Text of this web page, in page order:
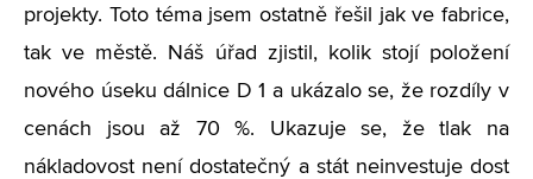
projekty. Toto téma jsem ostatně řešil jak ve fabrice,
tak ve městě. Náš úřad zjistil, kolik stojí položení
nového úseku dálnice D 1 a ukázalo se, že rozdíly v
cenách jsou až 70 %. Ukazuje se, že tlak na
nákladovost není dostatečný a stát neinvestuje dost